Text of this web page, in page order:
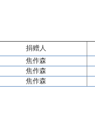
捐赠人
焦作森
焦作森
焦作森